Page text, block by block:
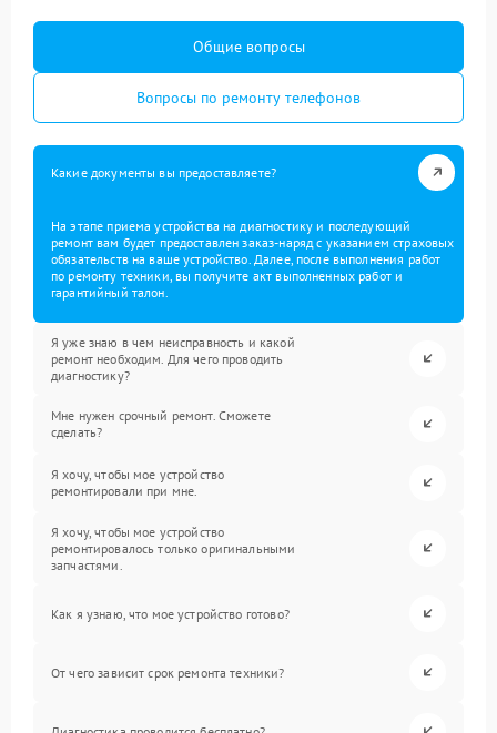
Общие вопросы
Вопросы по ремонту телефонов
Какие документы вы предоставляете?
На этапе приема устройства на диагностику и последующий
ремонт вам будет предоставлен заказ-наряд с указанием страховых
обязательств на ваше устройство. Далее, после выполнения работ
по ремонту техники, вы получите акт выполненных работ и
гарантийный талон.
Я уже знаю в чем неисправность и какой
ремонт необходим. Для чего проводить
диагностику?
Мне нужен срочный ремонт. Сможете
сделать?
Я хочу, чтобы мое устройство
ремонтировали при мне.
Я хочу, чтобы мое устройство
ремонтировалось только оригинальными
запчастями.
Как я узнаю, что мое устройство готово?
От чего зависит срок ремонта техники?